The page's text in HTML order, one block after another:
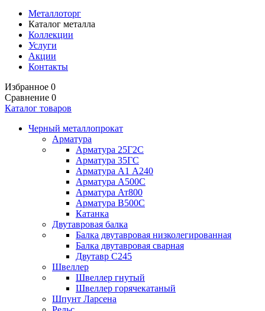
Металлоторг
Каталог металла
Коллекции
Услуги
Акции
Контакты
Избранное 0
Сравнение 0
Каталог товаров
Черный металлопрокат
Арматура
Арматура 25Г2С
Арматура 35ГС
Арматура А1 А240
Арматура А500С
Арматура Ат800
Арматура В500С
Катанка
Двутавровая балка
Балка двутавровая низколегированная
Балка двутавровая сварная
Двутавр С245
Швеллер
Швеллер гнутый
Швеллер горячекатаный
Шпунт Ларсена